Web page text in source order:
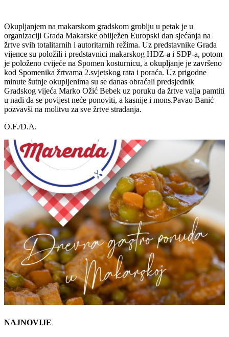
Okupljanjem na makarskom gradskom groblju u petak je u
organizaciji Grada Makarske obilježen Europski dan sjećanja na
žrtve svih totalitarnih i autoritarnih režima. Uz predstavnike Grada
vijence su položili i predstavnici makarskog HDZ-a i SDP-a, potom
je položeno cvijeće na Spomen kosturnicu, a okupljanje je završeno
kod Spomenika žrtvama 2.svjetskog rata i poraća. Uz prigodne
minute šutnje okupljenima su se danas obraćali predsjednik
Gradskog vijeća Marko Ožić Bebek uz poruku da žrtve valja pamtiti
u nadi da se povijest neće ponoviti, a kasnije i mons.Pavao Banić
pozvavši na molitvu za sve žrtve stradanja.
O.F./D.A.
Polaganje-2019-001
Polaganje-2019-003
Polaganje-2019-005
Polaganje-2019-004
Polaganje-2019-009
Polaganje-2019-019
Polaganje-2019-020
Polaganje-2019-007
NAJNOVIJE